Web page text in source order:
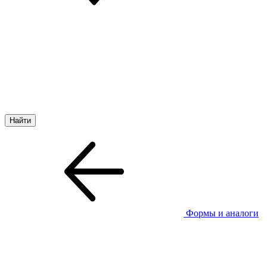
Формы и аналоги